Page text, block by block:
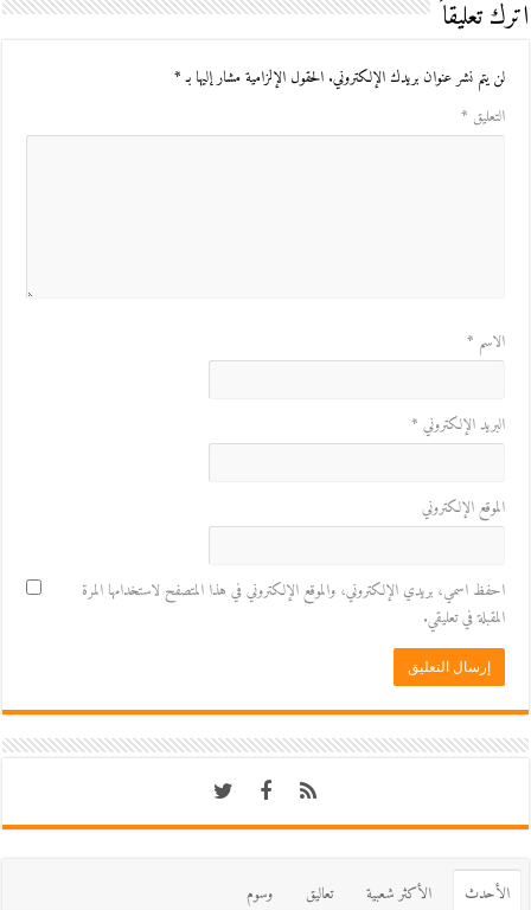
اترك تعليقاً
لن يتم نشر عنوان بريدك الإلكتروني. الحقول الإلزامية مشار إليها بـ*
التعليق *
الاسم *
البريد الإلكتروني *
الموقع الإلكتروني
احفظ اسمي، بريدي الإلكتروني، والموقع الإلكتروني في هذا المتصفح لاستخدامها المرة
المقبلة في تعليقي.
اﻷحدث اﻷكثر شعبية تعاليق
وسوم